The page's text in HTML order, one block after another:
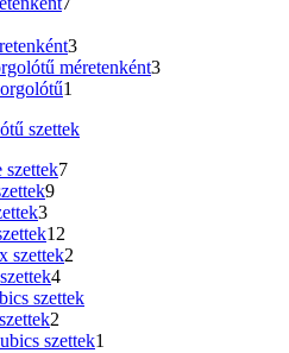
3
méretenként3
1
szettek
7
9
3
12
szettek2
4
szettek
2
szettek1